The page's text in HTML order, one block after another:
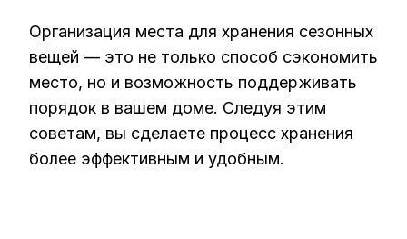
Организация места для хранения сезонных
вещей — это не только способ сэкономить
место, но и возможность поддерживать
порядок в вашем доме. Следуя этим
советам, вы сделаете процесс хранения
более эффективным и удобным.